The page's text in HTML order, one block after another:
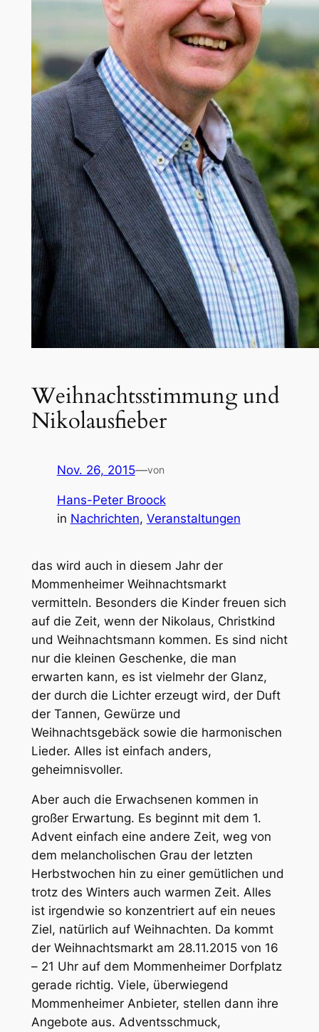
Weihnachtsstimmung und
Nikolausfieber
Nov. 26, 2015—von
Hans-Peter Broock
in Nachrichten, Veranstaltungen
das wird auch in diesem Jahr der
Mommenheimer Weihnachtsmarkt
vermitteln. Besonders die Kinder freuen sich
auf die Zeit, wenn der Nikolaus, Christkind
und Weihnachtsmann kommen. Es sind nicht
nur die kleinen Geschenke, die man
erwarten kann, es ist vielmehr der Glanz,
der durch die Lichter erzeugt wird, der Duft
der Tannen, Gewürze und
Weihnachtsgebäck sowie die harmonischen
Lieder. Alles ist einfach anders,
geheimnisvoller.
Aber auch die Erwachsenen kommen in
großer Erwartung. Es beginnt mit dem 1.
Advent einfach eine andere Zeit, weg von
dem melancholischen Grau der letzten
Herbstwochen hin zu einer gemütlichen und
trotz des Winters auch warmen Zeit. Alles
ist irgendwie so konzentriert auf ein neues
Ziel, natürlich auf Weihnachten. Da kommt
der Weihnachtsmarkt am 28.11.2015 von 16
– 21 Uhr auf dem Mommenheimer Dorfplatz
gerade richtig. Viele, überwiegend
Mommenheimer Anbieter, stellen dann ihre
Angebote aus. Adventsschmuck,